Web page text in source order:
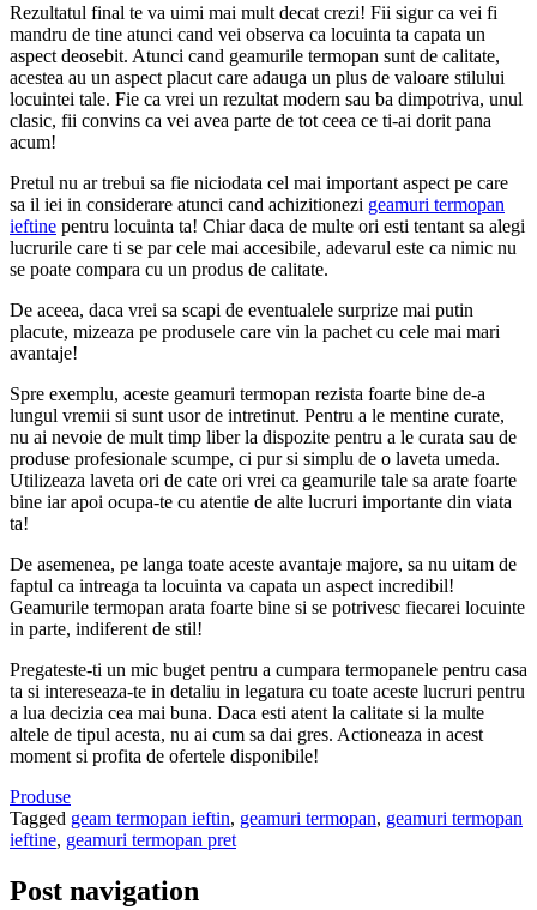
Rezultatul final te va uimi mai mult decat crezi! Fii sigur ca vei fi
mandru de tine atunci cand vei observa ca locuinta ta capata un
aspect deosebit. Atunci cand geamurile termopan sunt de calitate,
acestea au un aspect placut care adauga un plus de valoare stilului
locuintei tale. Fie ca vrei un rezultat modern sau ba dimpotriva, unul
clasic, fii convins ca vei avea parte de tot ceea ce ti-ai dorit pana
acum!
Pretul nu ar trebui sa fie niciodata cel mai important aspect pe care
sa il iei in considerare atunci cand achizitionezi geamuri termopan
ieftine pentru locuinta ta! Chiar daca de multe ori esti tentant sa alegi
lucrurile care ti se par cele mai accesibile, adevarul este ca nimic nu
se poate compara cu un produs de calitate.
De aceea, daca vrei sa scapi de eventualele surprize mai putin
placute, mizeaza pe produsele care vin la pachet cu cele mai mari
avantaje!
Spre exemplu, aceste geamuri termopan rezista foarte bine de-a
lungul vremii si sunt usor de intretinut. Pentru a le mentine curate,
nu ai nevoie de mult timp liber la dispozite pentru a le curata sau de
produse profesionale scumpe, ci pur si simplu de o laveta umeda.
Utilizeaza laveta ori de cate ori vrei ca geamurile tale sa arate foarte
bine iar apoi ocupa-te cu atentie de alte lucruri importante din viata
ta!
De asemenea, pe langa toate aceste avantaje majore, sa nu uitam de
faptul ca intreaga ta locuinta va capata un aspect incredibil!
Geamurile termopan arata foarte bine si se potrivesc fiecarei locuinte
in parte, indiferent de stil!
Pregateste-ti un mic buget pentru a cumpara termopanele pentru casa
ta si intereseaza-te in detaliu in legatura cu toate aceste lucruri pentru
a lua decizia cea mai buna. Daca esti atent la calitate si la multe
altele de tipul acesta, nu ai cum sa dai gres. Actioneaza in acest
moment si profita de ofertele disponibile!
Produse
Tagged geam termopan ieftin, geamuri termopan, geamuri termopan
ieftine, geamuri termopan pret
Post navigation